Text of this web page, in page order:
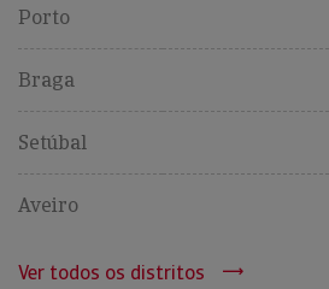
Porto
Braga
Setúbal
Aveiro
Ver todos os distritos